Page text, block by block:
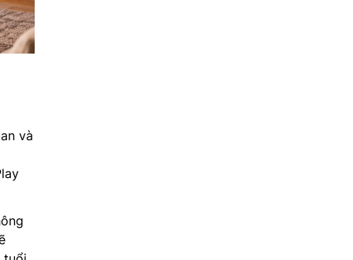
và